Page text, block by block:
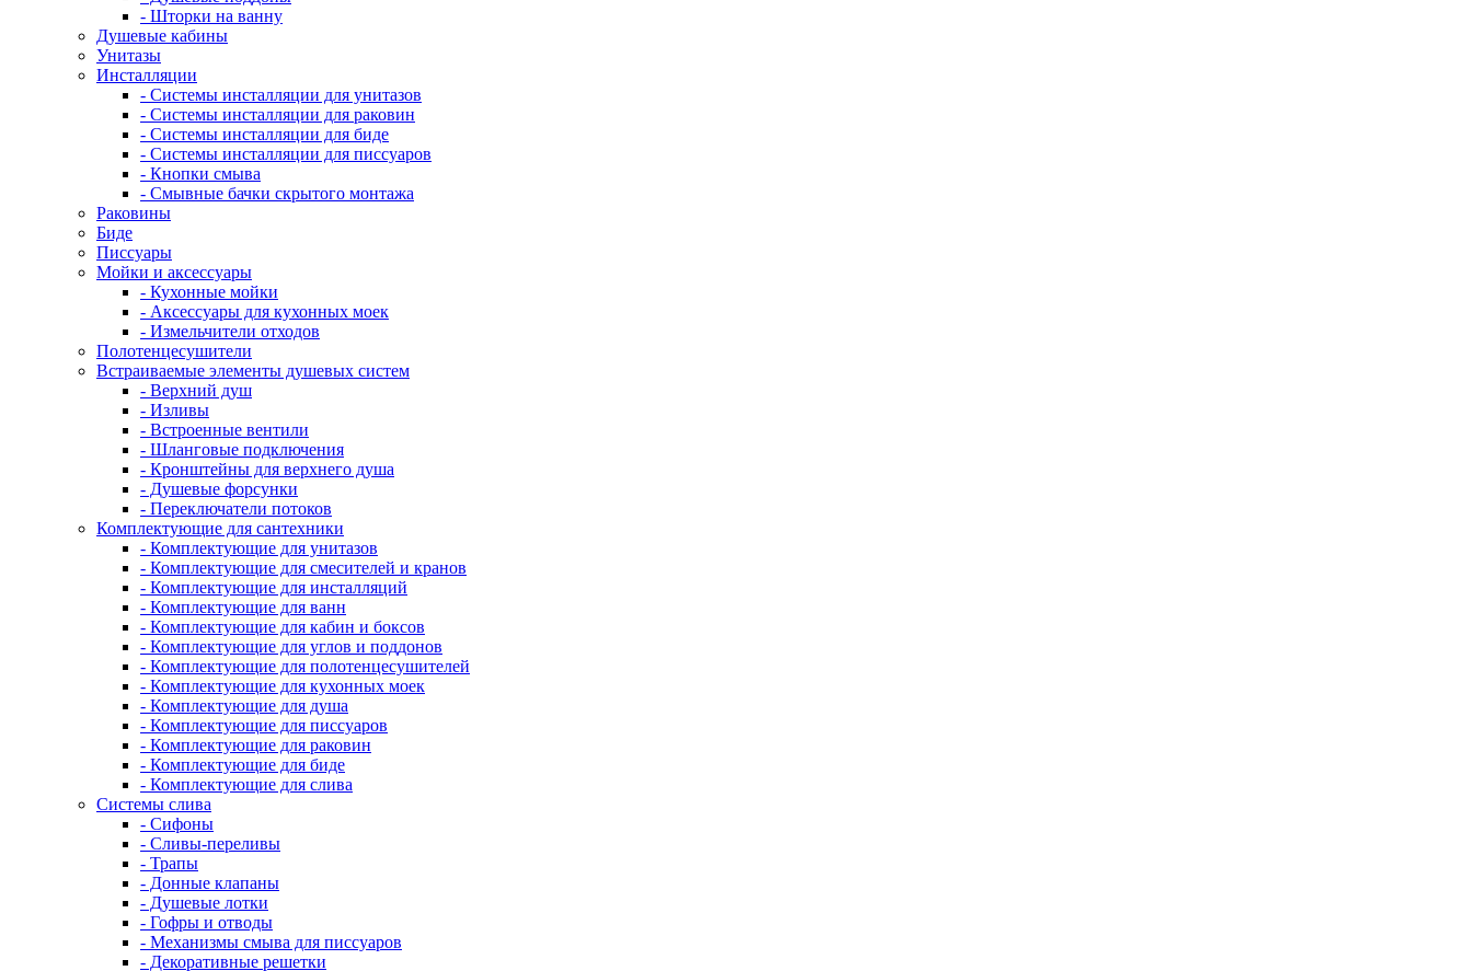
- Шторки на ванну
Душевые кабины
Унитазы
Инсталляции
- Системы инсталляции для унитазов
- Системы инсталляции для раковин
- Системы инсталляции для биде
- Системы инсталляции для писсуаров
- Кнопки смыва
- Смывные бачки скрытого монтажа
Раковины
Биде
Писсуары
Мойки и аксессуары
- Кухонные мойки
- Аксессуары для кухонных моек
- Измельчители отходов
Полотенцесушители
Встраиваемые элементы душевых систем
- Верхний душ
- Изливы
- Встроенные вентили
- Шланговые подключения
- Кронштейны для верхнего душа
- Душевые форсунки
- Переключатели потоков
Комплектующие для сантехники
- Комплектующие для унитазов
- Комплектующие для смесителей и кранов
- Комплектующие для инсталляций
- Комплектующие для ванн
- Комплектующие для кабин и боксов
- Комплектующие для углов и поддонов
- Комплектующие для полотенцесушителей
- Комплектующие для кухонных моек
- Комплектующие для душа
- Комплектующие для писсуаров
- Комплектующие для раковин
- Комплектующие для биде
- Комплектующие для слива
Системы слива
- Сифоны
- Сливы-переливы
- Трапы
- Донные клапаны
- Душевые лотки
- Гофры и отводы
- Механизмы смыва для писсуаров
- Декоративные решетки